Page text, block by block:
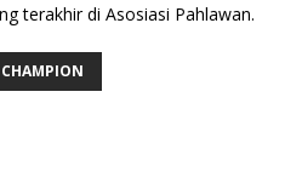
terakhir di Asosiasi Pahlawan.